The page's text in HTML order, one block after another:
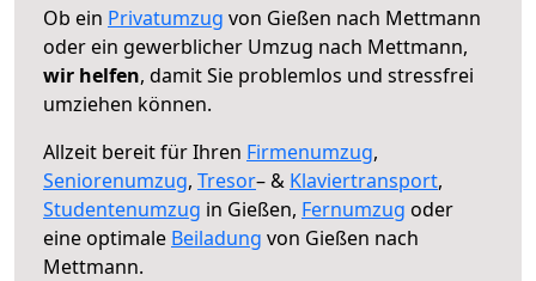
Ob ein Privatumzug von Gießen nach Mettmann
oder ein gewerblicher Umzug nach Mettmann,
wir helfen, damit Sie problemlos und stressfrei
umziehen können.
Allzeit bereit für Ihren Firmenumzug,
Seniorenumzug, Tresor– & Klaviertransport,
Studentenumzug in Gießen, Fernumzug oder
eine optimale Beiladung von Gießen nach
Mettmann.